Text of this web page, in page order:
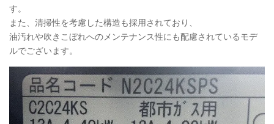
す。
また、清掃性を考慮した構造も採用されており、
油汚れや吹きこぼれへのメンテナンス性にも配慮されているモデ
ルでございます。